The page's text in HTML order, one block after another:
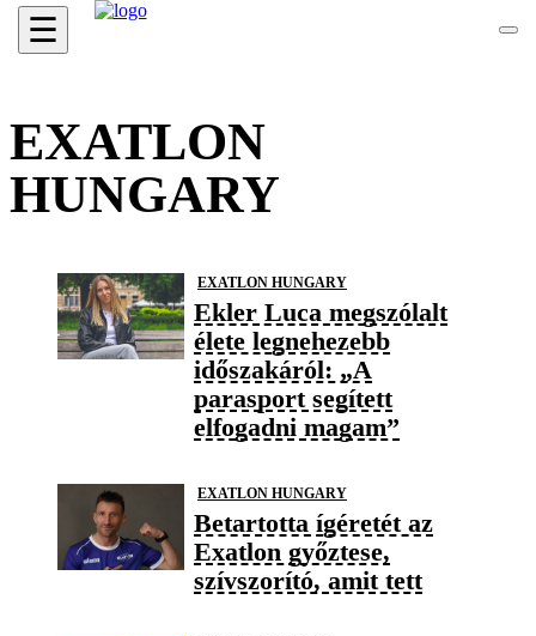
☰
EXATLON
HUNGARY
EXATLON HUNGARY
Ekler Luca megszólalt
élete legnehezebb
időszakáról: „A
parasport segített
elfogadni magam”
EXATLON HUNGARY
Betartotta ígéretét az
Exatlon győztese,
szívszorító, amit tett